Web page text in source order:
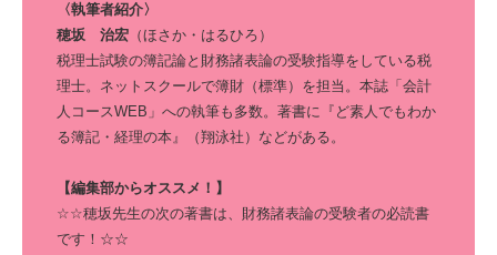
〈執筆者紹介〉
穂坂 治宏（ほさか・はるひろ）
税理士試験の簿記論と財務諸表論の受験指導をしている税
理士。ネットスクールで簿財（標準）を担当。本誌「会計
人コースWEB」への執筆も多数。著書に『ど素人でもわか
る簿記・経理の本』（翔泳社）などがある。
【編集部からオススメ！】
☆☆穂坂先生の次の著書は、財務諸表論の受験者の必読書
です！☆☆